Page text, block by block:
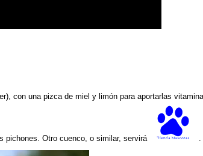
con una pizca de miel y limón para aportarlas
pichones. Otro cuenco, o similar, servirá .